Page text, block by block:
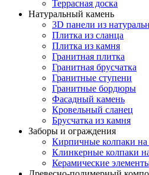
Террасная доска
Натуральный камень
3D панели из
Плитка из сланца
Плитка из камня
Гранитная плитка
Гранитная брусчатка
Гранитные ступени
Гранитные бордюры
Фасадный камень
Кровельный сланец
Брусчатка из камня
Заборы и ограждения
Кирпичные колпаки на
Клинкерные колпаки
Керамические